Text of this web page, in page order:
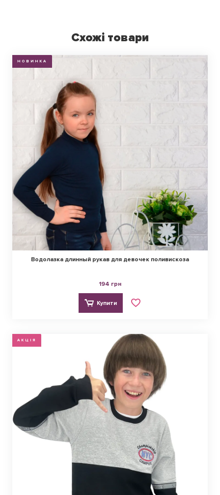
Схожі товари
НОВИНКА
Водолазка длинный рукав для девочек поливискоза
194 грн
Купити
АКЦІЯ